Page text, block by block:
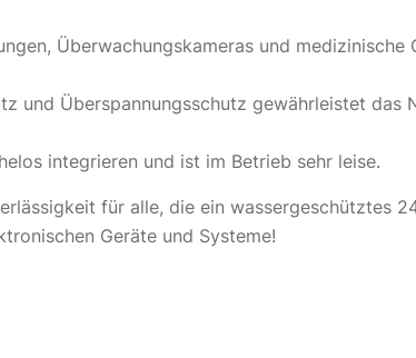
Überwachungskameras und medizinische
und Überspannungsschutz gewährleistet das
integrieren und ist im Betrieb sehr leise.
für alle, die ein wassergeschütztes
Geräte und Systeme!